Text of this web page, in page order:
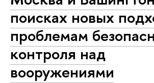
поисках новых
проблемам
контроля над
вооружениями